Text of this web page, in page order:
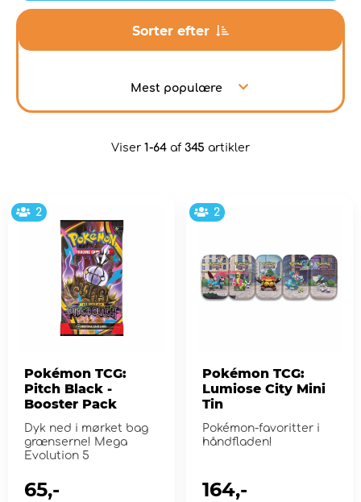
Sorter efter
Mest populære
Viser 1-64 af 345 artikler
2
Pokémon TCG:
Pitch Black -
Booster Pack
Dyk ned i mørket bag
grænserne! Mega
Evolution 5
65,-
2
Pokémon TCG:
Lumiose City Mini
Tin
Pokémon-favoritter i
håndfladen!
164,-